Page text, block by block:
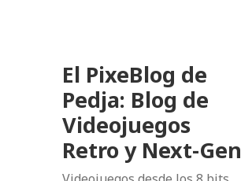
El PixeBlog de
Pedja: Blog de
Videojuegos
Retro y Next-Gen